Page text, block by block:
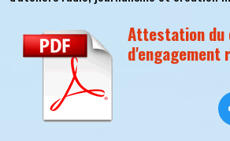
Attestation
d'engagement